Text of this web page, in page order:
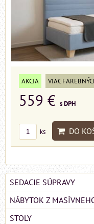
AKCIA VIAC
559 € s DPH
ks DO
SEDACIE SÚPRAVY
NÁBYTOK Z
STOLY